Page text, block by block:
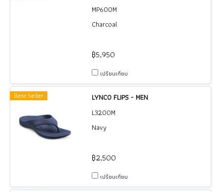
MP600M
Charcoal
฿5,950
เปรียบเทียบ
Best Seller
LYNCO FLIPS - MEN
L3200M
Navy
฿2,500
เปรียบเทียบ